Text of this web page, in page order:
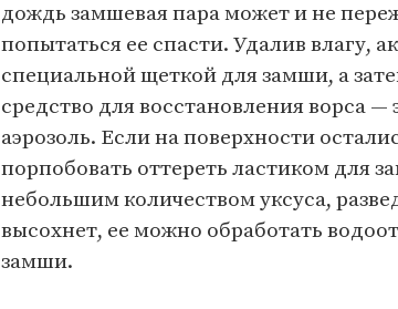
дождь замшевая пара может и не
попытаться ее спасти. Удалив влагу,
специальной щеткой для замши, а
средство для восстановления ворса
аэрозоль. Если на поверхности
порпобовать оттереть ластиком для
небольшим количеством уксуса,
высохнет, ее можно обработать
замши.